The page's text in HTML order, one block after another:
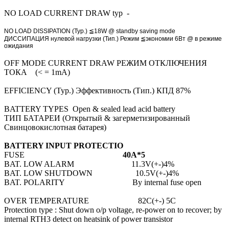
NO LOAD CURRENT DRAW typ -
NO LOAD DISSIPATION (Typ.) ≦18W @ standby saving mode
ДИССИПАЦИЯ нулевой нагрузки (Тип.) Режим ≦экономии 6Вт @ в режиме
ожидания
OFF MODE CURRENT DRAW РЕЖИМ ОТКЛЮЧЕНИЯ
ТОКА (< = 1mA)
EFFICIENCY (Typ.) Эффективность (Тип.) КПД 87%
BATTERY TYPES Open & sealed lead acid battery
ТИП БАТАРЕИ (Открытый & загерметизированный
Свинцовокислотная батарея)
BATTERY INPUT PROTECTIO
FUSE 40A*5
BAT. LOW ALARM 11.3V(+-)4%
BAT. LOW SHUTDOWN 10.5V(+-)4%
BAT. POLARITY By internal fuse open
OVER TEMPERATURE 82C(+-) 5C
Protection type : Shut down o/p voltage, re-power on to recover; by
internal RTH3 detect on heatsink of power transistor